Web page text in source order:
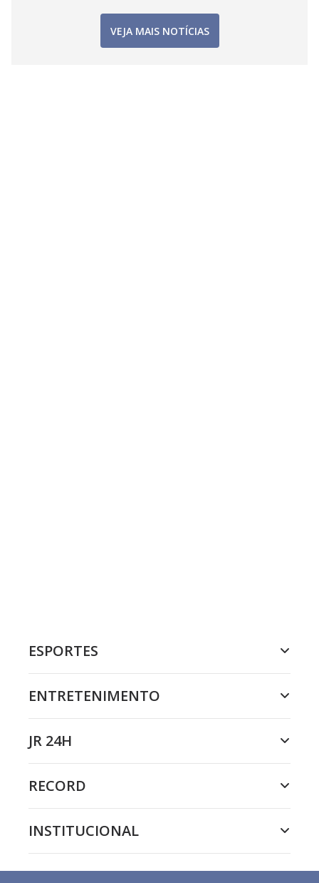
VEJA MAIS NOTÍCIAS
ESPORTES
ENTRETENIMENTO
JR 24H
RECORD
INSTITUCIONAL